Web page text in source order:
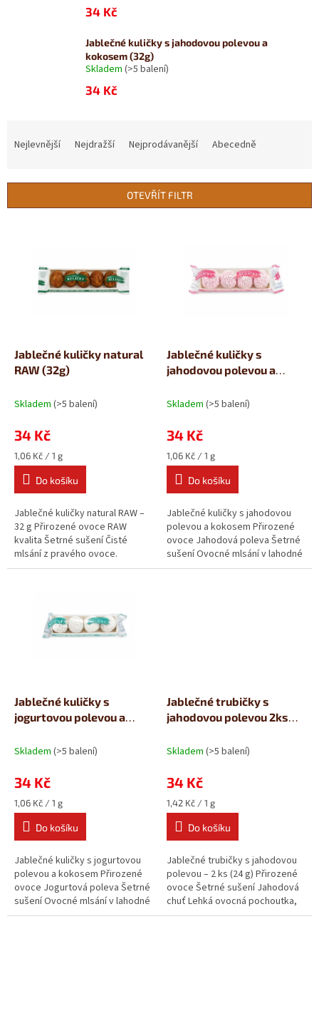
34 Kč
Jablečné kuličky s jahodovou polevou a
kokosem (32g)
Skladem (>5 balení)
34 Kč
í
Nejlevnější Nejdražší Nejprodávanější Abecedně
OTEVŘÍT FILTR
Jablečné kuličky natural
RAW (32g)
Skladem (>5 balení)
34 Kč
Měrná
cena:
1,06 Kč / 1 g
Do košíku
Jablečné kuličky natural RAW –
32 g Přirozené ovoce RAW
kvalita Šetrné sušení Čisté
mlsání z pravého ovoce.
Jablečné kuličky natural RAW...
Jablečné kuličky s
jahodovou polevou a
Skladem (>5 balení)
34 Kč
Měrná
cena:
1,06 Kč / 1 g
Do košíku
Jablečné kuličky s jahodovou
polevou a kokosem Přirozené
ovoce Jahodová poleva Šetrné
sušení Ovocné mlsání v lahodné
polevě. Jablečné kuličky s...
Jablečné kuličky s
jogurtovou polevou a
Skladem (>5 balení)
34 Kč
Měrná
cena:
1,06 Kč / 1 g
Do košíku
Jablečné kuličky s jogurtovou
polevou a kokosem Přirozené
ovoce Jogurtová poleva Šetrné
sušení Ovocné mlsání v lahodné
polevě. Jablečné kuličky...
Jablečné trubičky s
jahodovou polevou 2ks
Skladem (>5 balení)
34 Kč
Měrná
cena:
1,42 Kč / 1 g
Do košíku
Jablečné trubičky s jahodovou
polevou – 2 ks (24 g) Přirozené
ovoce Šetrné sušení Jahodová
chuť Lehká ovocná pochoutka,
ideální na cesty i jako...